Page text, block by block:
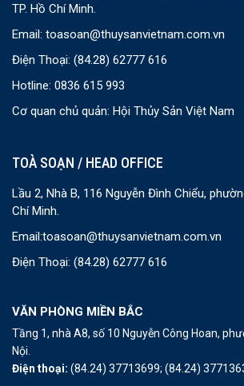
TP. Hồ Chí Minh.
Email: toasoan@thuysanvietnam.com.vn
Điện Thoại: (84.28) 62777 616
Hotline: 0836 615 993
Cơ quan chủ quản: Hội Thủy Sản Việt Nam
TOÀ SOẠN / HEAD OFFICE
Lầu 2, Nhà B, 116 Nguyễn Đình Chiểu,
Chí Minh.
Email:toasoan@thuysanvietnam.com.vn
Điện Thoại: (84.28) 62777 616
VĂN PHÒNG MIỀN BẮC
Tầng 1, nhà A8, số 10 Nguyễn Công Hoan,
Nội.
Điện thoại: (84.24) 37713699; (84.24)